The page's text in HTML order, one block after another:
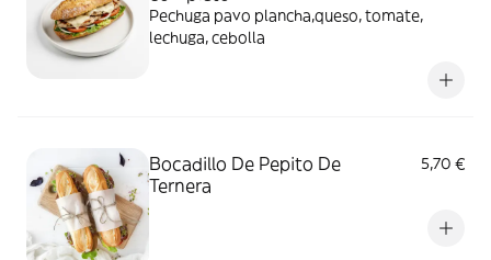
Pechuga pavo plancha,queso, tomate,
lechuga, cebolla
Bocadillo De Pepito De
Ternera
5,70 €